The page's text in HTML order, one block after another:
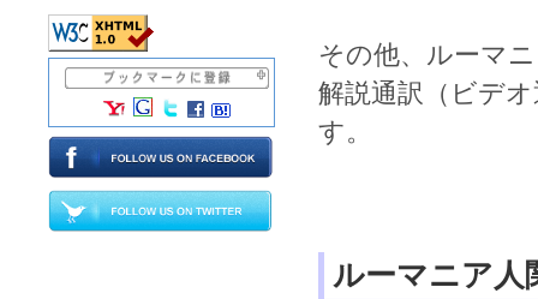
その他、 ルーマ
解説通訳 （ ビデ
す。
ルーマニア人